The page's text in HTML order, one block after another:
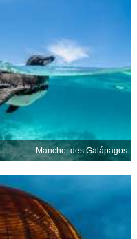
Manchot des Galápagos